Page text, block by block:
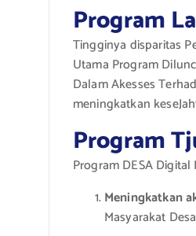
Program
Tingginya disparitas
Utama Program
Dalam Akesses
meningkatkan
Program
Program DESA
Meningkatkan
Masyarakat